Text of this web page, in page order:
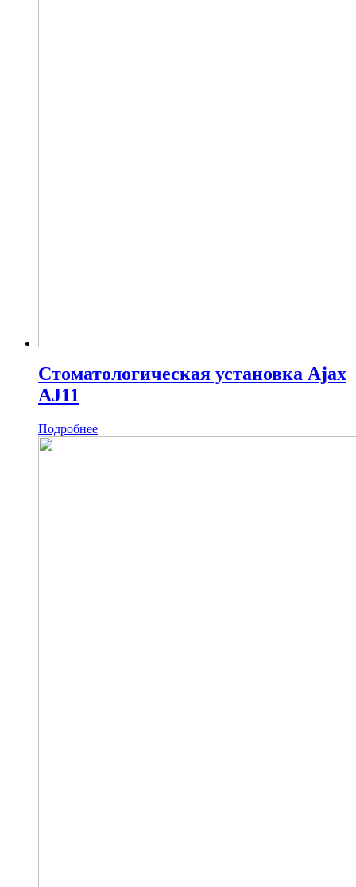
Стоматологическая установка Ajax
AJ11
Подробнее